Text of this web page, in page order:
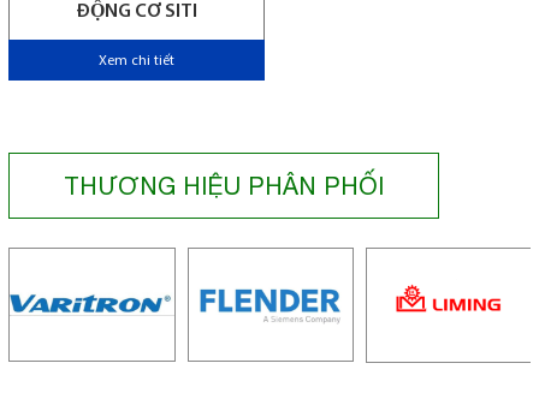
ĐỘNG CƠ SITI
Xem chi tiết
THƯƠNG HIỆU PHÂN PHỐI